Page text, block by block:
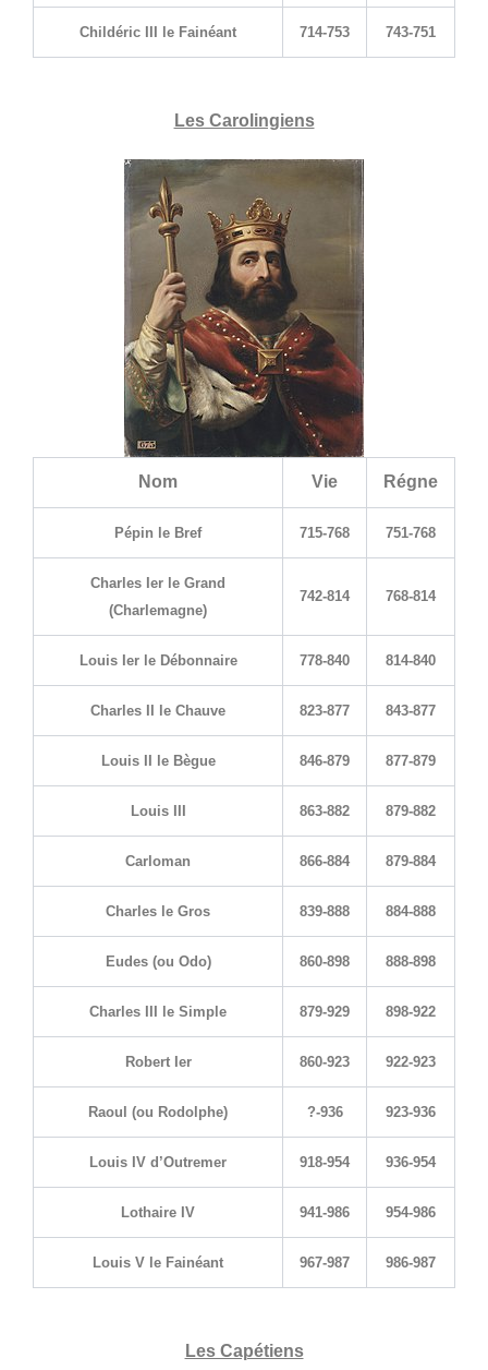
Childéric III le Fainéant 714-753 743-751
Les Carolingiens
Nom Vie Régne
Pépin le Bref 715-768 751-768
Charles Ier le Grand
(Charlemagne)
742-814 768-814
Louis Ier le Débonnaire 778-840 814-840
Charles II le Chauve 823-877 843-877
Louis II le Bègue 846-879 877-879
Louis III 863-882 879-882
Carloman 866-884 879-884
Charles le Gros 839-888 884-888
Eudes (ou Odo) 860-898 888-898
Charles III le Simple 879-929 898-922
Robert Ier 860-923 922-923
Raoul (ou Rodolphe) ?-936 923-936
Louis IV d’Outremer 918-954 936-954
Lothaire IV 941-986 954-986
Louis V le Fainéant 967-987 986-987
Les Capétiens